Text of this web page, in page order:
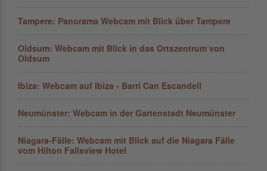
Tampere: Panorama Webcam mit Blick über Tampere
Oldsum: Webcam mit Blick in das Ortszentrum von
Oldsum
Ibiza: Webcam auf Ibiza - Barri Can Escandell
Neumünster: Webcam in der Gartenstadt Neumünster
Niagara-Fälle: Webcam mit Blick auf die Niagara Fälle
vom Hilton Fallsview Hotel